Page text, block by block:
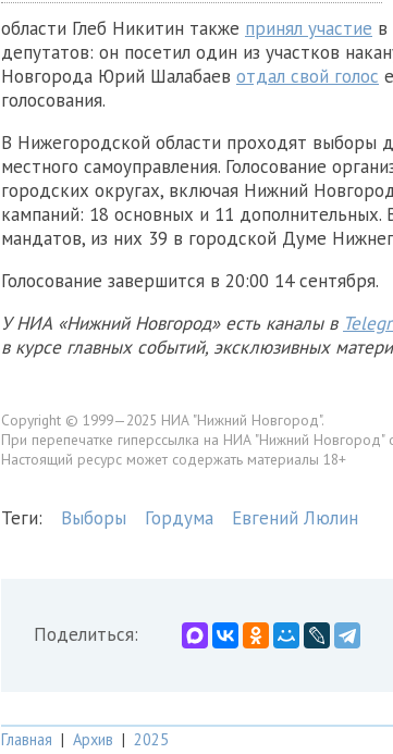
области Глеб Никитин также принял участие в
депутатов: он посетил один из участков
Новгорода Юрий Шалабаев отдал свой голос
голосования.
В Нижегородской области проходят выборы
местного самоуправления. Голосование
городских округах, включая Нижний
кампаний: 18 основных и 11
мандатов, из них 39 в городской Думе
Голосование завершится в 20:00 14 сентября.
У НИА «Нижний Новгород» есть каналы в
в курсе главных событий, эксклюзивных
Copyright © 1999—2025 НИА "Нижний Новгород".
При перепечатке гиперссылка на НИА "Нижний Новгород"
Настоящий ресурс может содержать материалы 18+
Теги: Выборы Гордума Евгений Люлин
Поделиться:
Главная | Архив | 2025